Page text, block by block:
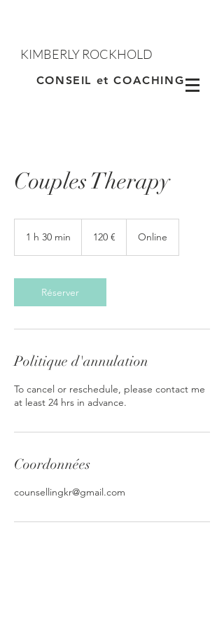
Contacter
CONSEIL et COACHING
KIMBERLY ROCKHOLD
Couples Therapy
1 h 30 min
m
i
n
120 € Online
Réserver
Politique d'annulation
To cancel or reschedule, please contact me
at least 24 hrs in advance.
Coordonnées
counsellingkr@gmail.com